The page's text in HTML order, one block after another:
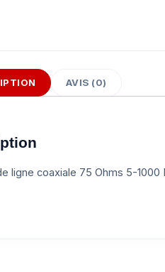
AVIS (0)
ligne coaxiale 75 Ohms 5-